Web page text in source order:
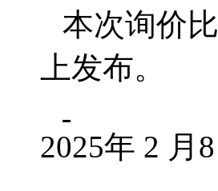
本次询价
上发布。
2025年 2 月8